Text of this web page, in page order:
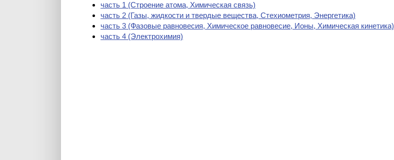
часть 1 (Cтроение атома, Химическая связь)
часть 2 (Газы, жидкости и твердые вещества, Стехиометрия, Энергетика)
часть 3 (Фазовые равновесия, Химическое равновесие, Ионы, Химическая кинетика)
часть 4 (Электрохимия)